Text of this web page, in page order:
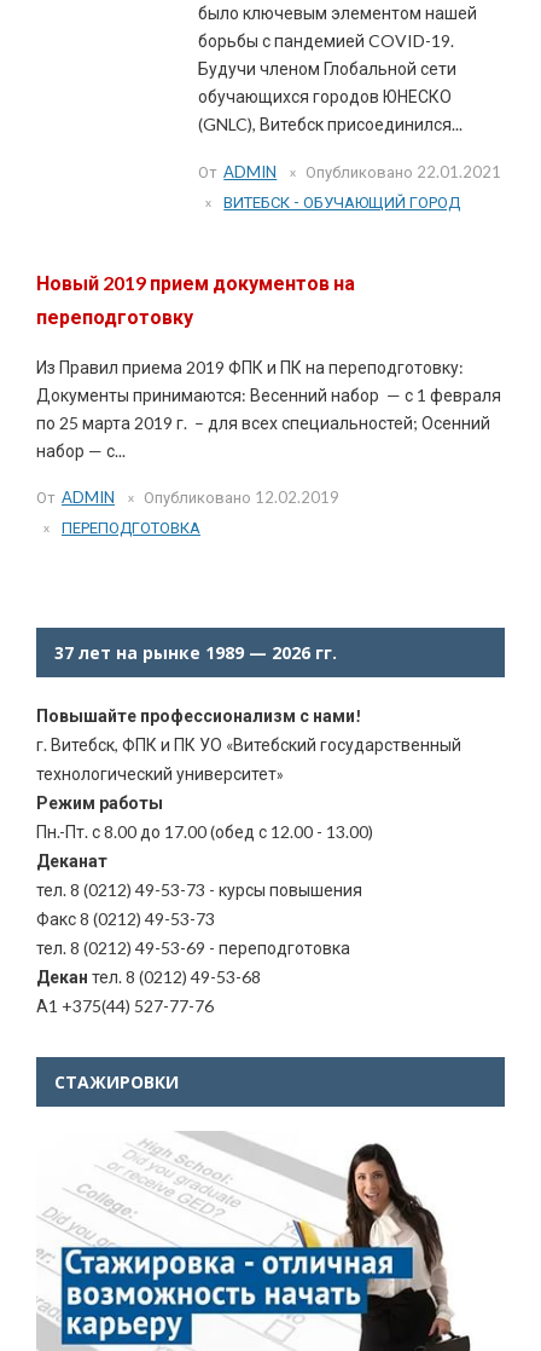
было ключевым элементом нашей
борьбы с пандемией COVID-19.
Будучи членом Глобальной сети
обучающихся городов ЮНЕСКО
(GNLC), Витебск присоединился...
От ADMIN Опубликовано 22.01.2021
ВИТЕБСК - ОБУЧАЮЩИЙ ГОРОД
Новый 2019 прием документов на
переподготовку
Из Правил приема 2019 ФПК и ПК на переподготовку:
Документы принимаются: Весенний набор — с 1 февраля
по 25 марта 2019 г. – для всех специальностей; Осенний
набор — с...
От ADMIN Опубликовано 12.02.2019
ПЕРЕПОДГОТОВКА
37 лет на рынке 1989 — 2026 гг.
Повышайте профессионализм с нами!
г. Витебск, ФПК и ПК УО «Витебский государственный
технологический университет»
Режим работы
Пн.-Пт. с 8.00 до 17.00 (обед с 12.00 - 13.00)
Деканат
тел. 8 (0212) 49-53-73 - курсы повышения
Факс 8 (0212) 49-53-73
тел. 8 (0212) 49-53-69 - переподготовка
Декан тел. 8 (0212) 49-53-68
А1 +375(44) 527-77-76
СТАЖИРОВКИ